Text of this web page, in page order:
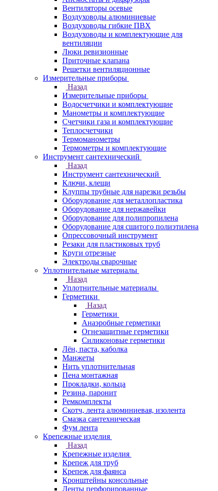
Вентиляторы осевые
Воздуховоды алюминиевые
Воздуховоды гибкие ПВХ
Воздуховоды и комплектующие для
вентиляции
Люки ревизионные
Приточные клапана
Решетки вентиляционные
Измерительные приборы
Назад
Измерительные приборы
Водосчетчики и комплектующие
Манометры и комплектующие
Счетчики газа и комплектующие
Теплосчетчики
Термоманометры
Термометры и комплектующие
Инструмент сантехнический
Назад
Инструмент сантехнический
Ключи, клещи
Клуппы трубные для нарезки резьбы
Оборудование для металлопластика
Оборудование для нержавейки
Оборудование для полипропилена
Оборудование для сшитого полиэтилена
Опрессовочный инструмент
Резаки для пластиковых труб
Круги отрезные
Электроды сварочные
Уплотнительные материалы
Назад
Уплотнительные материалы
Герметики
Назад
Герметики
Анаэробные герметики
Огнезащитные герметики
Силиконовые герметики
Лён, паста, каболка
Манжеты
Нить уплотнительная
Пена монтажная
Прокладки, кольца
Резина, паронит
Ремкомплекты
Скотч, лента алюминиевая, изолента
Смазка сантехническая
Фум лента
Крепежные изделия
Назад
Крепежные изделия
Крепеж для труб
Крепеж для фаянса
Кронштейны консольные
Ленты перфорированные